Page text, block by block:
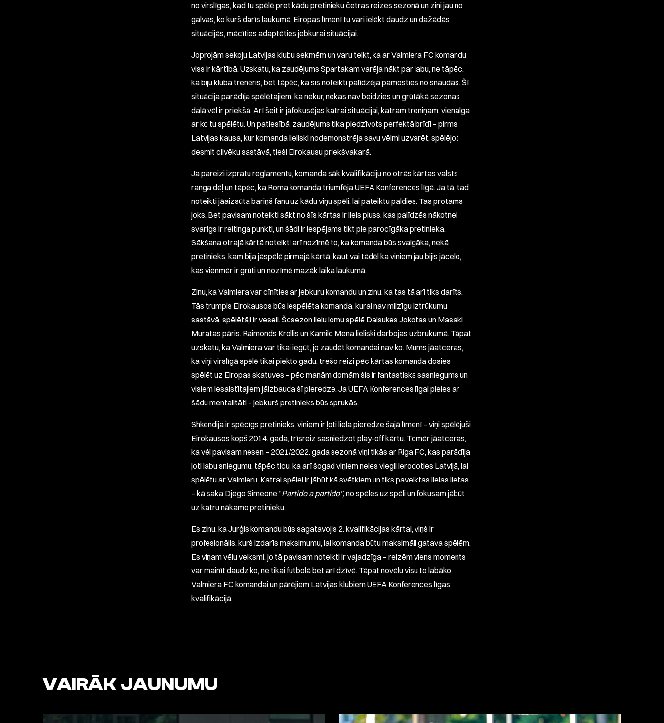
no virslīgas, kad tu spēlē pret kādu pretinieku četras reizes sezonā un zini jau no
galvas, ko kurš darīs laukumā, Eiropas līmenī tu vari ielēkt daudz un dažādās
situācijās, mācīties adaptēties jebkurai situācijai.
Joprojām sekoju Latvijas klubu sekmēm un varu teikt, ka ar Valmiera FC komandu
viss ir kārtībā. Uzskatu, ka zaudējums Spartakam varēja nākt par labu, ne tāpēc,
ka biju kluba treneris, bet tāpēc, ka šis noteikti palīdzēja pamosties no snaudas. Šī
situācija parādīja spēlētajiem, ka nekur, nekas nav beidzies un grūtākā sezonas
daļā vēl ir priekšā. Arī šeit ir jāfokusējas katrai situācijai, katram treniņam, vienalga
ar ko tu spēlētu. Un patiesībā, zaudējums tika piedzīvots perfektā brīdī – pirms
Latvijas kausa, kur komanda lieliski nodemonstrēja savu vēlmi uzvarēt, spēlējot
desmit cilvēku sastāvā, tieši Eirokausu priekšvakarā.
Ja pareizi izpratu reglamentu, komanda sāk kvalifikāciju no otrās kārtas valsts
ranga dēļ un tāpēc, ka Roma komanda triumfēja UEFA Konferences līgā. Ja tā, tad
noteikti jāaizsūta bariņš fanu uz kādu viņu spēli, lai pateiktu paldies. Tas protams
joks. Bet pavisam noteikti sākt no šīs kārtas ir liels pluss, kas palīdzēs nākotnei
svarīgs ir reitinga punkti, un šādi ir iespējams tikt pie parocīgāka pretinieka.
Sākšana otrajā kārtā noteikti arī nozīmē to, ka komanda būs svaigāka, nekā
pretinieks, kam bija jāspēlē pirmajā kārtā, kaut vai tādēļ ka viņiem jau bijis jāceļo,
kas vienmēr ir grūti un nozīmē mazāk laika laukumā.
Zinu, ka Valmiera var cīnīties ar jebkuru komandu un zinu, ka tas tā arī tiks darīts.
Tās trumpis Eirokausos būs iespēlēta komanda, kurai nav milzīgu iztrūkumu
sastāvā, spēlētāji ir veseli. Šosezon lielu lomu spēlē Daisukes Jokotas un Masaki
Muratas pāris. Raimonds Krollis un Kamilo Mena lieliski darbojas uzbrukumā. Tāpat
uzskatu, ka Valmiera var tikai iegūt, jo zaudēt komandai nav ko. Mums jāatceras,
ka viņi virslīgā spēlē tikai piekto gadu, trešo reizi pēc kārtas komanda dosies
spēlēt uz Eiropas skatuves – pēc manām domām šis ir fantastisks sasniegums un
visiem iesaistītajiem jāizbauda šī pieredze. Ja UEFA Konferences līgai pieies ar
šādu mentalitāti – jebkurš pretinieks būs sprukās.
Shkendija ir spēcīgs pretinieks, viņiem ir ļoti liela pieredze šajā līmenī – viņi spēlējuši
Eirokausos kopš 2014. gada, trīsreiz sasniedzot play-off kārtu. Tomēr jāatceras,
ka vēl pavisam nesen – 2021/2022. gada sezonā viņi tikās ar Riga FC, kas parādīja
ļoti labu sniegumu, tāpēc ticu, ka arī šogad viņiem neies viegli ierodoties Latvijā, lai
spēlētu ar Valmieru. Katrai spēlei ir jābūt kā svētkiem un tiks paveiktas lielas lietas
– kā saka Djego Simeone “Partido a partido”, no spēles uz spēli un fokusam jābūt
uz katru nākamo pretinieku.
Es zinu, ka Jurģis komandu būs sagatavojis 2. kvalifikācijas kārtai, viņš ir
profesionālis, kurš izdarīs maksimumu, lai komanda būtu maksimāli gatava spēlēm.
Es viņam vēlu veiksmi, jo tā pavisam noteikti ir vajadzīga – reizēm viens moments
var mainīt daudz ko, ne tikai futbolā bet arī dzīvē. Tāpat novēlu visu to labāko
Valmiera FC komandai un pārējiem Latvijas klubiem UEFA Konferences līgas
kvalifikācijā.
VAIRĀK JAUNUMU